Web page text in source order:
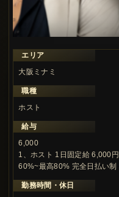
エリア
大阪ミナミ
職種
ホスト
給与
6,000
1、ホスト 1日固定給 6,000
60%~最高80% 完全日払い制
勤務時間・休日